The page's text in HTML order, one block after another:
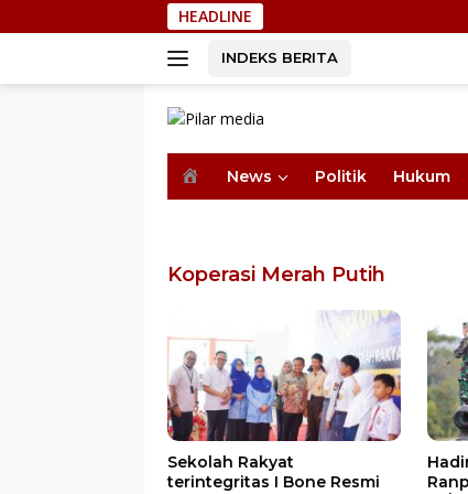
ke
HEADLINE
INDEKS BERITA
o
News Politik Hukum
Koperasi Merah Putih
I Bone Resmi
Hadiri Latihan Menembak
Ranpur Yonkav